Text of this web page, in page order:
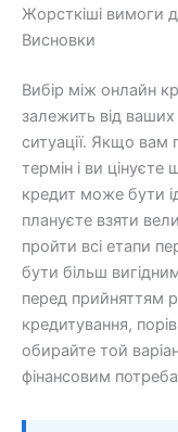
Жорсткіші вимоги
Висновки
Вибір між онлайн
залежить від ваших
ситуації. Якщо вам
термін і ви цінуєте
кредит може бути
плануєте взяти
пройти всі етапи
бути більш
перед прийняттям
кредитування,
обирайте той
фінансовим